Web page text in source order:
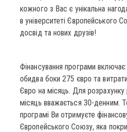
кожного з Вас є унікальна
в університеті Європейського
досвід та нових друзів!
Фінансування програми
обидва боки 275 євро та
Євро на місяць. Для
місяць вважається 30-денним.
програмі Ви отримуєте
Європейського Союзу, яка